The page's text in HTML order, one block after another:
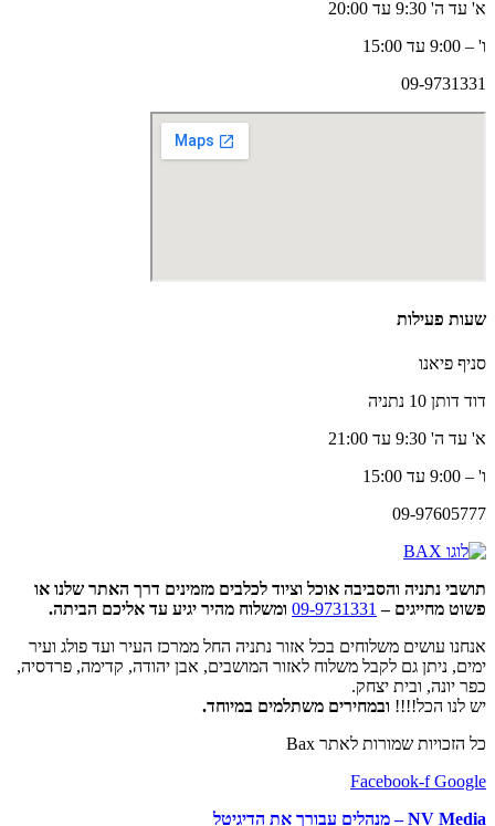
א' עד ה' 9:30 עד 20:00
ו' – 9:00 עד 15:00
09-9731331
שעות פעילות
סניף פיאנו
דוד דותן 10 נתניה
א' עד ה' 9:30 עד 21:00
ו' – 9:00 עד 15:00
09-97605777
תושבי נתניה והסביבה אוכל וציוד לכלבים מזמינים דרך האתר שלנו או
פשוט מחייגים – 09-9731331 ומשלוח מהיר יגיע עד אליכם הביתה.
אנחנו עושים משלוחים בכל אזור נתניה החל ממרכז העיר ועד פולג ועיר
ימים, ניתן גם לקבל משלוח לאזור המושבים, אבן יהודה, קדימה, פרדסיה,
כפר יונה, ובית יצחק.
יש לנו הכל!!!! ובמחירים משתלמים במיוחד.
כל הזכויות שמורות לאתר Bax
Facebook-f Google
NV Media – מנהלים עבורך את הדיגיטל